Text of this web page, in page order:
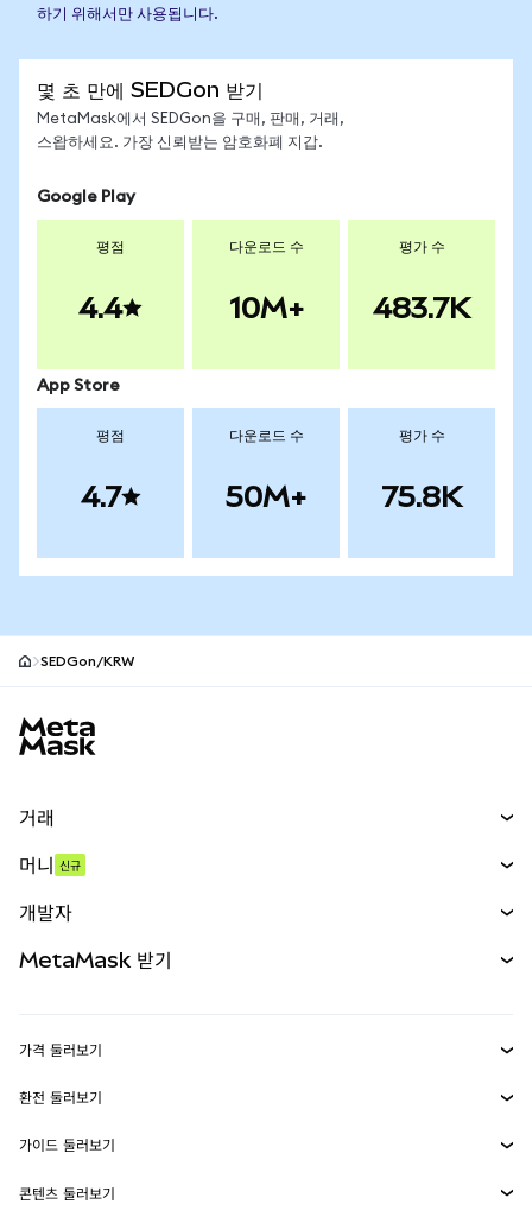
하기 위해서만 사용됩니다.
몇 초 만에 SEDGon 받기
MetaMask에서 SEDGon을 구매, 판매, 거래,
스왑하세요. 가장 신뢰받는 암호화폐 지갑.
Google Play
평점
4.4
다운로드 수
10M+
평가 수
483.7K
App Store
평점
4.7
다운로드 수
50M+
평가 수
75.8K
SEDGon/KRW
거래
무기한 선물
실물자산
머니 신규
개발자
MetaMask Connect
Snaps
웹3 서비스
MetaMask 받기
보안
고객 지원
가격 둘러보기
이더리움 가격
솔라나 가격
환전 둘러보기
ETH를 USD로 환전
USDT를 INR로 환전
가이드 둘러보기
ETH 매수
콘텐츠 둘러보기